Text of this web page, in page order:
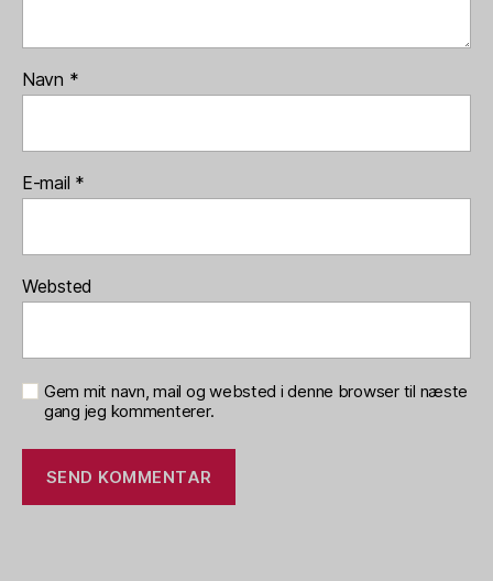
Navn *
E-mail *
Websted
Gem mit navn, mail og websted i denne browser til næste
gang jeg kommenterer.